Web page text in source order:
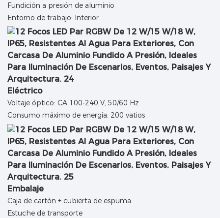
Fundición a presión de aluminio
Entorno de trabajo: Interior
Eléctrico
Voltaje óptico: CA 100-240 V, 50/60 Hz
Consumo máximo de energía: 200 vatios
Embalaje
Caja de cartón + cubierta de espuma
Estuche de transporte